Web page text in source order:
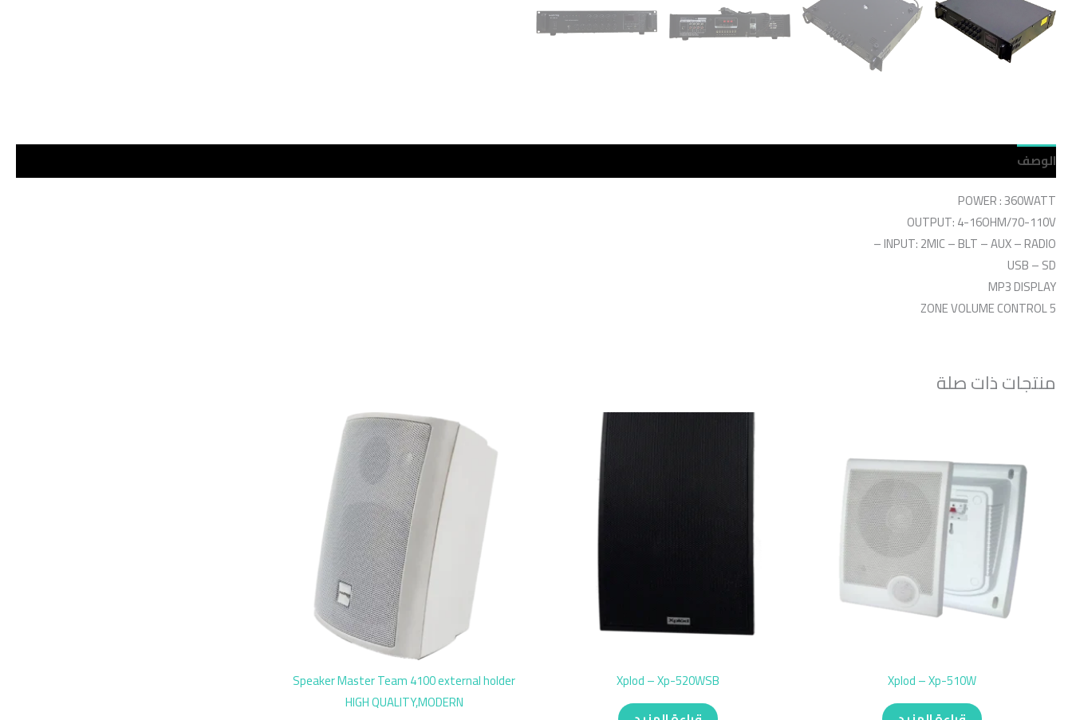
الوصف
POWER : 360WATT
OUTPUT: 4-16OHM/70-110V
INPUT: 2MIC – BLT – AUX – RADIO –
USB – SD
MP3 DISPLAY
5 ZONE VOLUME CONTROL
منتجات ذات صلة
Xplod – Xp-510W
Xplod – Xp-520WSB
Speaker Master Team 4100 external holder
HIGH QUALITY,MODERN